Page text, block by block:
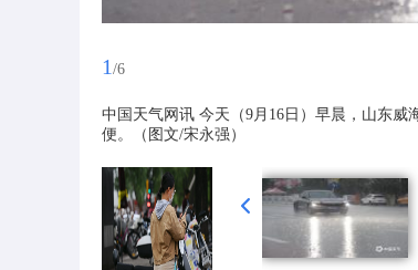
1 /6
中国天气网讯 今天（9月16日）早晨，山东
便。（图文/宋永强）